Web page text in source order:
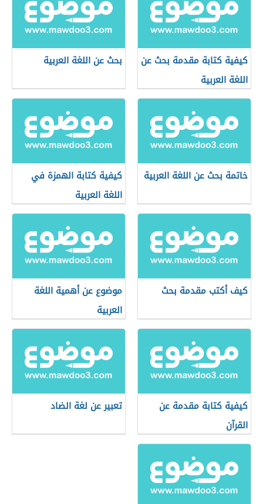
كيفية كتابة مقدمة بحث عن
اللغة العربية
بحث عن اللغة العربية
خاتمة بحث عن اللغة العربية
كيفية كتابة الهمزة في
اللغة العربية
كيف أكتب مقدمة بحث
موضوع عن أهمية اللغة
العربية
كيفية كتابة مقدمة عن
القرآن
تعبير عن لغة الضاد